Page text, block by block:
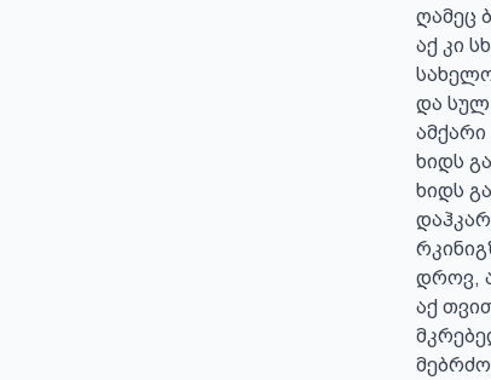
ღამეც
აქ კი
და სულ
ამქარი
ხიდს
ხიდს
დროვ,
აქ